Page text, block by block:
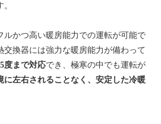
ルかつ高い暖房能力での運転が可能で
交換器には強力な暖房能力が備わって
度まで対応でき、極寒の中でも運転が
に左右されることなく、安定した冷暖